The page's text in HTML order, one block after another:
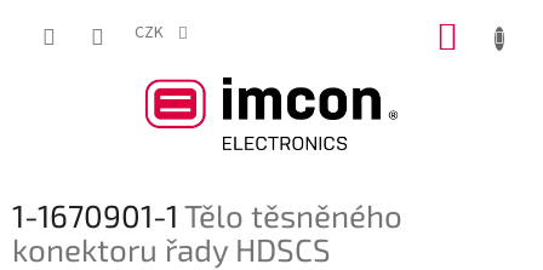
CZK
1-1670901-1 Tělo těsněného
konektoru řady HDSCS